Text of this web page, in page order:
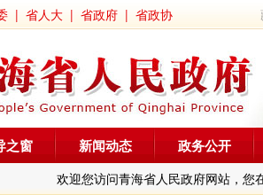
| 省人大 | 省政府 | 省政协
欢迎您访问青海省人民政府网站，您
之窗 新闻动态 政务公开